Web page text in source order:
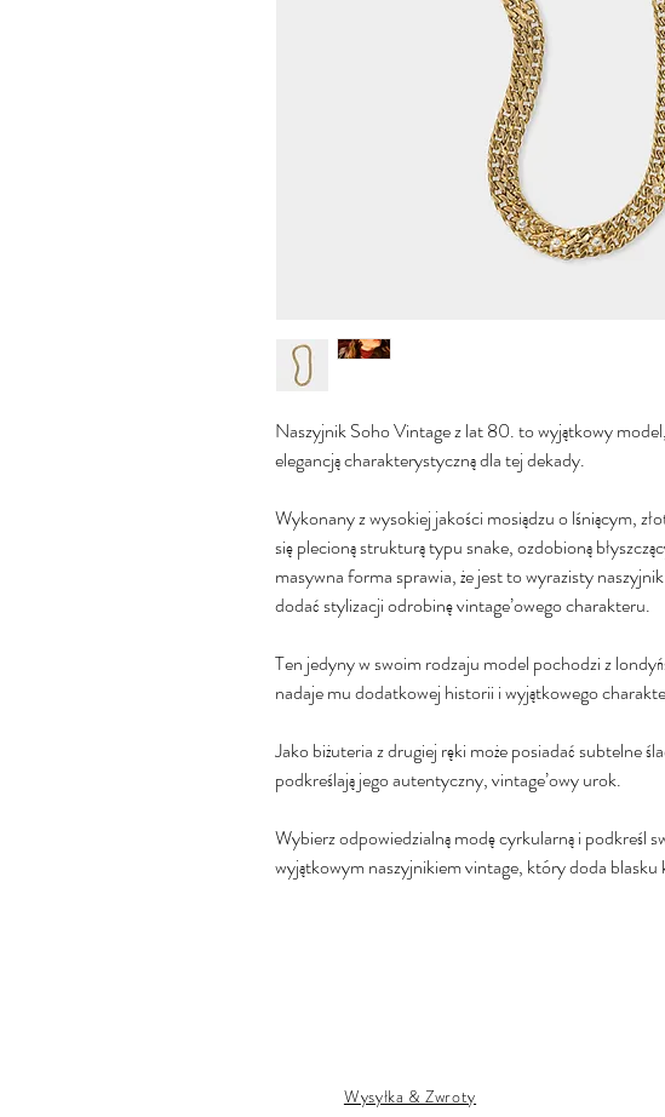
Naszyjnik Soho Vintage z lat 80. to wyjątkowy
elegancją charakterystyczną dla tej dekady.
Wykonany z wysokiej jakości mosiądzu o lśniącym,
się plecioną strukturą typu snake, ozdobioną
masywna forma sprawia, że jest to wyrazisty
dodać stylizacji odrobinę vintage’owego charakteru.
Ten jedyny w swoim rodzaju model pochodzi z
nadaje mu dodatkowej historii i wyjątkowego
Jako biżuteria z drugiej ręki może posiadać subtelne
podkreślają jego autentyczny, vintage’owy urok.
Wybierz odpowiedzialną modę cyrkularną i podkreśl
wyjątkowym naszyjnikiem vintage, który doda blasku
Wysyłka & Zwroty